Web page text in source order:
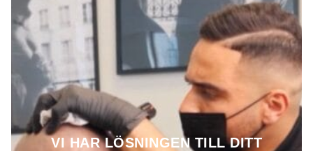
VI HAR LÖSNINGEN TILL DITT